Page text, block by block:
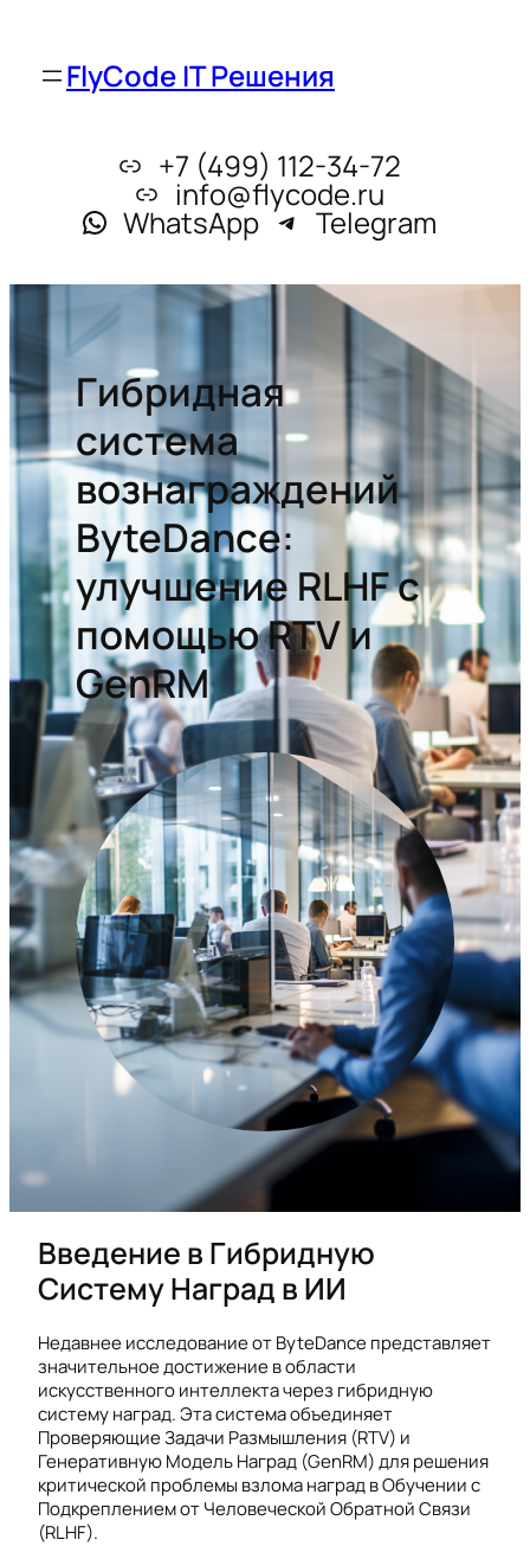
FlyCode IT Решения
+7 (499) 112-34-72
info@flycode.ru
WhatsApp Telegram
Гибридная
система
вознаграждений
ByteDance:
улучшение RLHF с
помощью RTV и
GenRM
Введение в Гибридную
Систему Наград в ИИ
Недавнее исследование от ByteDance представляет
значительное достижение в области
искусственного интеллекта через гибридную
систему наград. Эта система объединяет
Проверяющие Задачи Размышления (RTV) и
Генеративную Модель Наград (GenRM) для решения
критической проблемы взлома наград в Обучении с
Подкреплением от Человеческой Обратной Связи
(RLHF).